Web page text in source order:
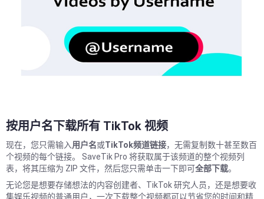
按用户名下载所有 TikTok 视频
现在，您只需输入用户名或TikTok频道链接，无需复制数十甚至数百
个视频的每个链接。 SaveTik Pro 将获取属于该频道的整个视频列
表，将其压缩为 ZIP 文件，然后您只需单击一下即可全部下载。
无论您是想要存储想法的内容创建者、TikTok 研究人员，还是想要收
集娱乐视频的普通用户，一次下载整个视频都可以节省您的时间和精